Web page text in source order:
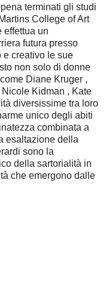
terminati gli studi
College of Art
effettua un
futura presso
e creativo le sue
non solo di donne
Diane Kruger ,
Kidman , Kate
diversissime tra loro
unico degli abiti
combinata a
esaltazione della
sono la
della sartorialità in
che emergono dalle